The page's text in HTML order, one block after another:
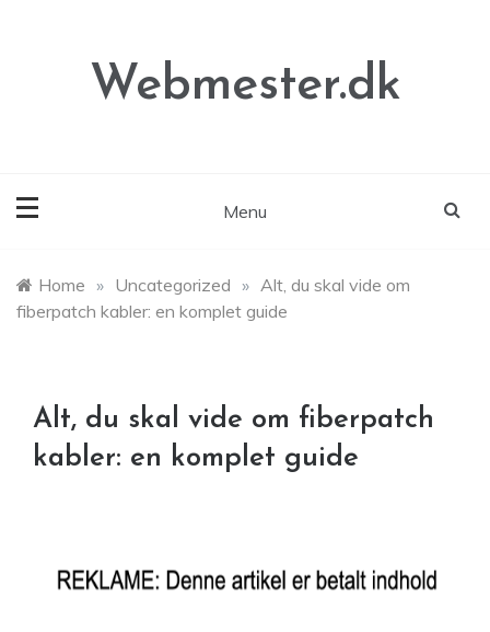
Webmester.dk
Menu
Home » Uncategorized » Alt, du skal vide om
fiberpatch kabler: en komplet guide
Alt, du skal vide om fiberpatch
kabler: en komplet guide